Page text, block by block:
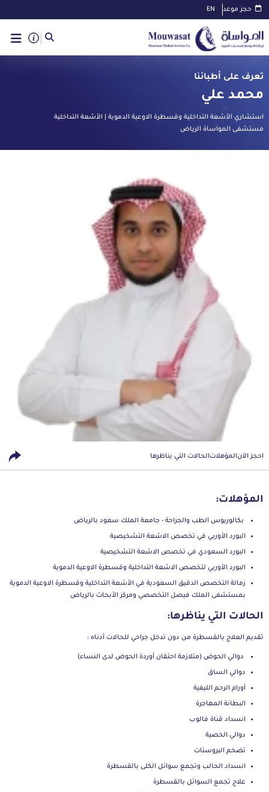
حجز موعد EN
تعرف على أطبائنا
محمد علي
استشاري الأشعة التداخلية وقسطرة الاوعية الدموية | الأشعة التداخلية
مستشفى المواساة الرياض
احجز الآنالمؤهلاتالحالات التي يناظرها
المؤهلات:
بكالوريوس الطب والجراحة - جامعة الملك سعود بالرياض
البورد الأوربي في تخصص الاشعة التشخيصية
البورد السعودي في تخصص الاشعة التشخيصية
البورد الأوربي لتخصص الاشعة التداخلية وقسطرة الاوعية الدموية
زمالة التخصص الدقيق السعودية في الأشعة التداخلية وقسطرة الاوعية الدموية
بمستشفى الملك فيصل التخصصي ومركز الأبحاث بالرياض
الحالات التي يناظرها:
تقديم العلاج بالقسطرة من دون تدخل جراحي للحالات أدناه :
دوالي الحوض (متلازمة احتقان أوردة الحوض لدى النساء)
دوالي الساق
أورام الرحم الليفية
البطانة المهاجرة
انسداد قناة فالوب
دوالي الخصية
تضخم البروستات
انسداد الحالب وتجمع سوائل الكلى بالقسطرة
علاج تجمع السوائل بالقسطرة